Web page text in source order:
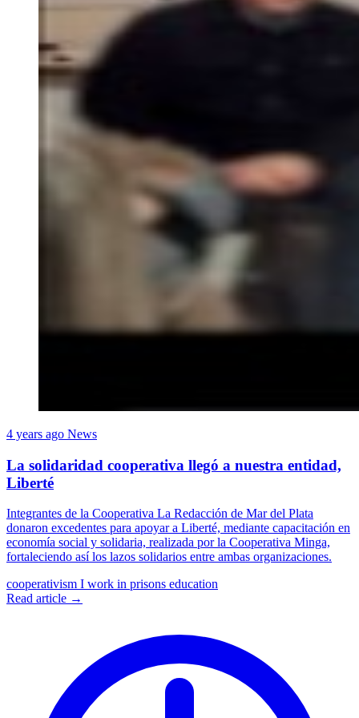
4 years ago News
La solidaridad cooperativa llegó a nuestra entidad,
Liberté
Integrantes de la Cooperativa La Redacción de Mar del Plata
donaron excedentes para apoyar a Liberté, mediante capacitación en
economía social y solidaria, realizada por la Cooperativa Minga,
fortaleciendo así los lazos solidarios entre ambas organizaciones.
cooperativism I work in prisons education
Read article →